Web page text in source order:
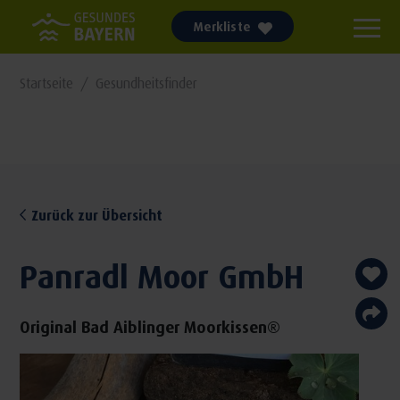
Merkliste
Startseite Gesundheitsfinder
Zurück zur Übersicht
Panradl Moor GmbH
Original Bad Aiblinger Moorkissen®